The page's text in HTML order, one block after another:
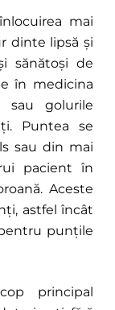
mai
dinte lipsă și
sănătoși de
în medicina
golurile
Puntea se
sau din mai
pacient în
Aceste
astfel încât
punțile
principal